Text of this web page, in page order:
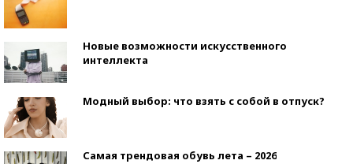
Новые возможности искусственного
интеллекта
Модный выбор: что взять с собой в отпуск?
Самая трендовая обувь лета – 2026